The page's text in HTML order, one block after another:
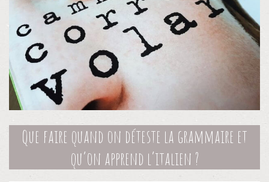
Que faire quand on déteste la grammaire et
qu’on apprend l’italien ?